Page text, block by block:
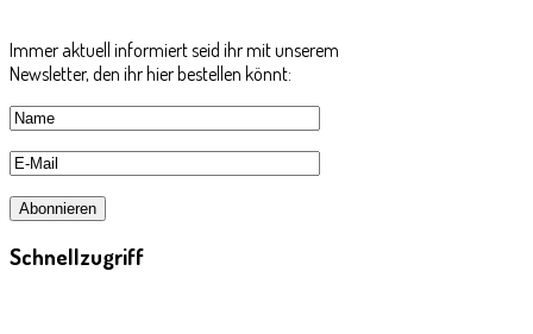
Immer aktuell informiert seid ihr mit unserem
Newsletter, den ihr hier bestellen könnt:
Schnellzugriff